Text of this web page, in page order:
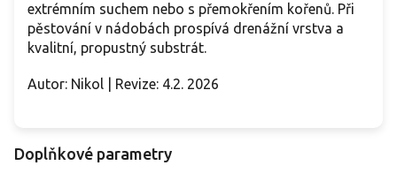
extrémním suchem nebo s přemokřením kořenů. Při
pěstování v nádobách prospívá drenážní vrstva a
kvalitní, propustný substrát.
Autor: Nikol | Revize: 4.2. 2026
Doplňkové parametry